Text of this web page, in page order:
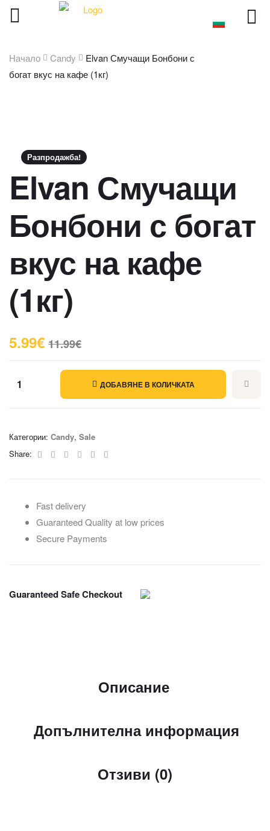
Начало Candy
Elvan Смучащи Бонбони с
богат вкус на кафе (1кг)
Разпродажба!
Elvan Смучащи
Бонбони с богат
вкус на кафе
(1кг)
11.99€
5.99€
ДОБАВЯНЕ В КОЛИЧКАТА
Категории: Candy, Sale
Share:
Facebook
TwitterLinkedinGoogle+Pinterest
Fast delivery
Guaranteed Quality at low prices
Secure Payments
Guaranteed Safe Checkout
Описание
Допълнителна информация
Отзиви (0)